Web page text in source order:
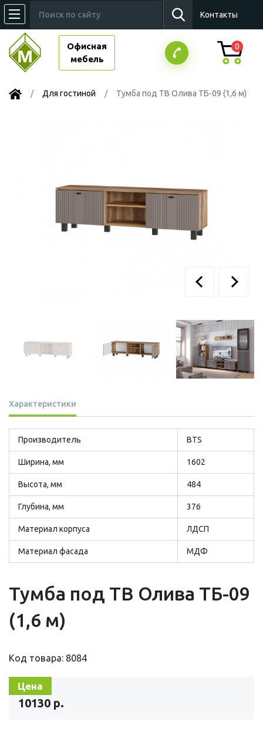
Контакты
Офисная
мебель
0
Для гостиной Тумба под ТВ Олива ТБ-09 (1,6 м)
Характеристики
Производитель BTS
Ширина, мм 1602
Высота, мм 484
Глубина, мм 376
Материал корпуса ЛДСП
Материал фасада МДФ
Тумба под ТВ Олива ТБ-09
(1,6 м)
Код товара: 8084
Цена
10130 р.